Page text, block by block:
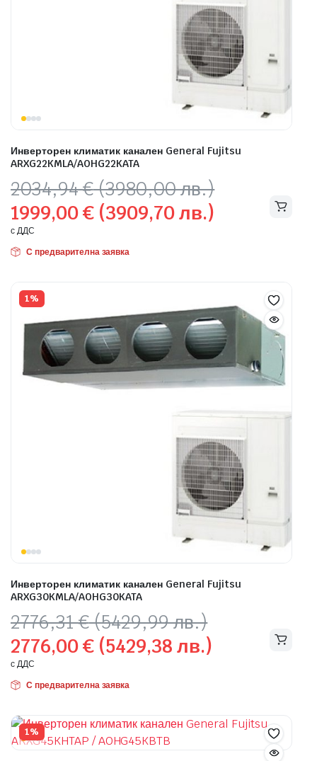
Инверторен климатик канален General Fujitsu
ARXG22KMLA/AOHG22KATA
2034,94€(3980,00 лв.)
Original
price
was:
2034,94 €
(3980,00
1999,00€(3909,70 лв.)
Текущата
цена
е:
1999,00 €
(3909,70
с ДДС
С предварителна заявка
1%
Инверторен климатик канален General Fujitsu
ARXG30KMLA/AOHG30KATA
2776,31€(5429,99 лв.)
Original
price
was:
2776,31 €
(5429,99
2776,00€(5429,38 лв.)
Текущата
цена
е:
2776,00 €
(5429,38
с ДДС
С предварителна заявка
1%